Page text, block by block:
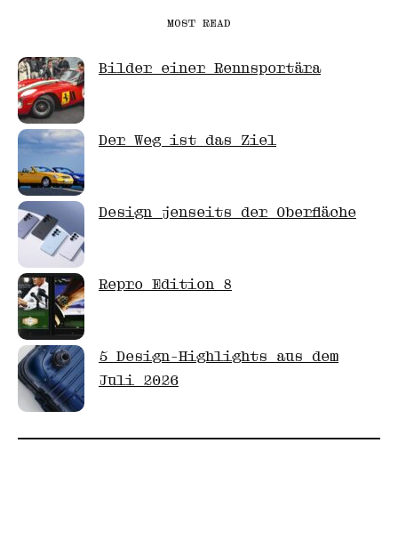
MOST READ
Bilder einer Rennsportära
Der Weg ist das Ziel
Design jenseits der Oberfläche
Repro Edition 8
5 Design-Highlights aus dem
Juli 2026